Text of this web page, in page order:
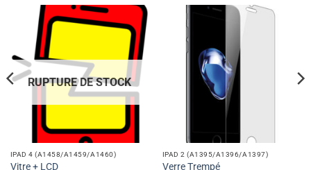
RUPTURE DE STOCK
IPAD 4 (A1458/A1459/A1460)
Vitre + LCD
IPAD 2 (A1395/A1396/A1397)
Verre Trempé